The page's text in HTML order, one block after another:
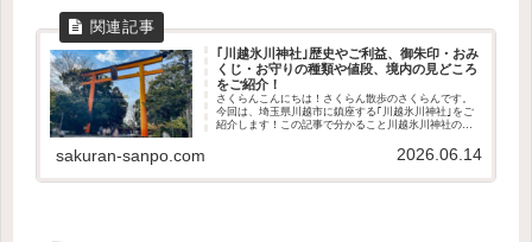
｢川越氷川神社｣歴史やご利益、御朱印・おみ
くじ・お守りの種類や値段、境内の見どころ
をご紹介！
さくらんこんにちは！さくらん散歩のさくらんです。
今回は、埼玉県川越市に鎮座する｢川越氷川神社｣をご
紹介します！この記事で分かること川越氷川神社の歴
段境内の見どころアクセス方法や駐車場の有無参拝...
sakuran-sanpo.com 2026.06.14